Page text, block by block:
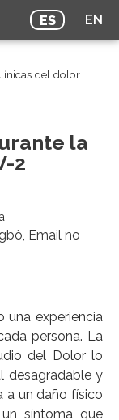
ES EN
del dolor
la
2
Email no
experiencia
persona. La
del Dolor lo
desagradable y
a un daño físico
síntoma que